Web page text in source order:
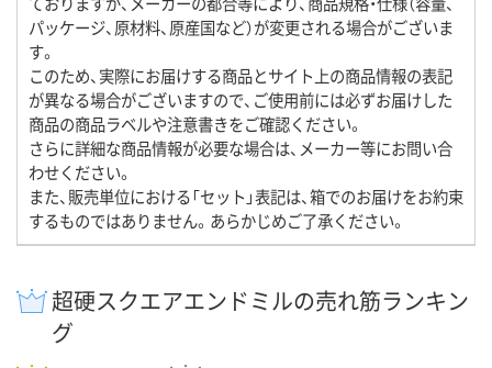
パッケージ、原材料、原産国など）が変更される場合がございま
す。
このため、実際にお届けする商品とサイト上の商品情報の表記
が異なる場合がございますので、ご使用前には必ずお届けした
商品の商品ラベルや注意書きをご確認ください。
さらに詳細な商品情報が必要な場合は、メーカー等にお問い合
わせください。
また、販売単位における「セット」表記は、箱でのお届けをお約束
するものではありません。あらかじめご了承ください。
超硬スクエアエンドミルの売れ筋ランキン
グ